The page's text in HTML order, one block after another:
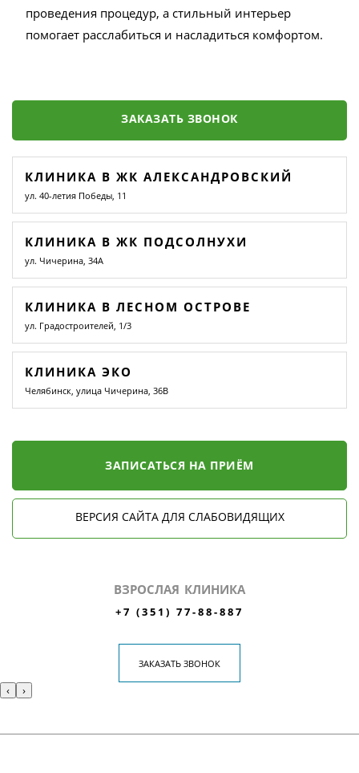
проведения процедур, а стильный интерьер
помогает расслабиться и насладиться комфортом.
ЗАКАЗАТЬ ЗВОНОК
КЛИНИКА В ЖК АЛЕКСАНДРОВСКИЙ
ул. 40-летия Победы, 11
КЛИНИКА В ЖК ПОДСОЛНУХИ
ул. Чичерина, 34А
КЛИНИКА В ЛЕСНОМ ОСТРОВЕ
ул. Градостроителей, 1/3
КЛИНИКА ЭКО
Челябинск, улица Чичерина, 36В
ЗАПИСАТЬСЯ НА ПРИЁМ
ВЕРСИЯ САЙТА ДЛЯ СЛАБОВИДЯЩИХ
ВЗРОСЛАЯ КЛИНИКА
+7 (351) 77-88-887
ЗАКАЗАТЬ ЗВОНОК
‹ ›